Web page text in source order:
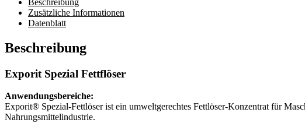
Zusätzliche Informationen
Datenblatt
Beschreibung
Exporit Spezial Fettflöser
Anwendungsbereiche:
Exporit® Spezial-Fettlöser ist ein umweltgerechtes Fettlöser-Konzentrat für
Nahrungsmittelindustrie.